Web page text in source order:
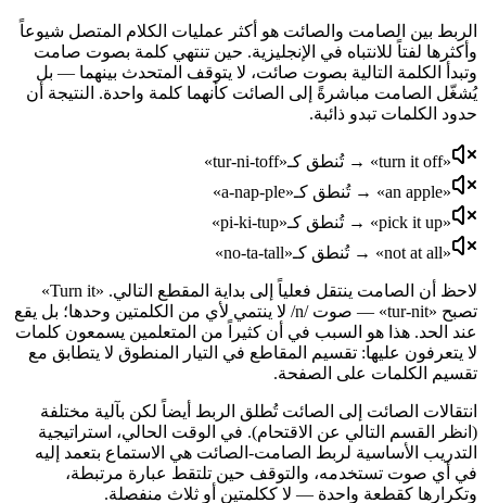
الربط بين الصامت والصائت هو أكثر عمليات الكلام المتصل شيوعاً
وأكثرها لفتاً للانتباه في الإنجليزية. حين تنتهي كلمة بصوت صامت
وتبدأ الكلمة التالية بصوت صائت، لا يتوقف المتحدث بينهما — بل
يُشغّل الصامت مباشرةً إلى الصائت كأنهما كلمة واحدة. النتيجة أن
حدود الكلمات تبدو ذائبة.
«turn it off» → تُنطق كـ«tur-ni-toff»
«an apple» → تُنطق كـ«a-nap-ple»
«pick it up» → تُنطق كـ«pi-ki-tup»
«not at all» → تُنطق كـ«no-ta-tall»
لاحظ أن الصامت ينتقل فعلياً إلى بداية المقطع التالي. «Turn it»
تصبح «tur-nit» — صوت /n/ لا ينتمي لأي من الكلمتين وحدها؛ بل يقع
عند الحد. هذا هو السبب في أن كثيراً من المتعلمين يسمعون كلمات
لا يتعرفون عليها: تقسيم المقاطع في التيار المنطوق لا يتطابق مع
تقسيم الكلمات على الصفحة.
انتقالات الصائت إلى الصائت تُطلق الربط أيضاً لكن بآلية مختلفة
(انظر القسم التالي عن الاقتحام). في الوقت الحالي، استراتيجية
التدريب الأساسية لربط الصامت-الصائت هي الاستماع بتعمد إليه
في أي صوت تستخدمه، والتوقف حين تلتقط عبارة مرتبطة،
وتكرارها كقطعة واحدة — لا ككلمتين أو ثلاث منفصلة.